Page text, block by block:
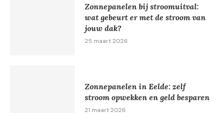
Zonnepanelen bij stroomuitval:
wat gebeurt er met de stroom van
jouw dak?
25 maart 2026
Zonnepanelen in Eelde: zelf
stroom opwekken en geld besparen
21 maart 2026